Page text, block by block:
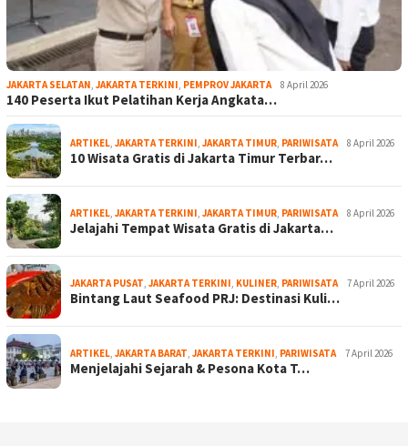
JAKARTA SELATAN, JAKARTA TERKINI, PEMPROV JAKARTA 8 April 2026
140 Peserta Ikut Pelatihan Kerja Angkata…
ARTIKEL, JAKARTA TERKINI, JAKARTA TIMUR, PARIWISATA 8 April 2026
10 Wisata Gratis di Jakarta Timur Terbar…
ARTIKEL, JAKARTA TERKINI, JAKARTA TIMUR, PARIWISATA 8 April 2026
Jelajahi Tempat Wisata Gratis di Jakarta…
JAKARTA PUSAT, JAKARTA TERKINI, KULINER, PARIWISATA 7 April 2026
Bintang Laut Seafood PRJ: Destinasi Kuli…
ARTIKEL, JAKARTA BARAT, JAKARTA TERKINI, PARIWISATA 7 April 2026
Menjelajahi Sejarah & Pesona Kota T…